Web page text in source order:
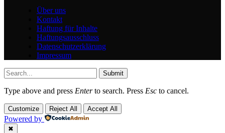
Über uns
Kontakt
Haftung für Inhalte
Haftungsausschluss
Datenschutzerklärung
Impressum
Submit
Type above and press Enterto search. Press Esc to cancel.
Customize Reject All Accept All
Powered by
✖